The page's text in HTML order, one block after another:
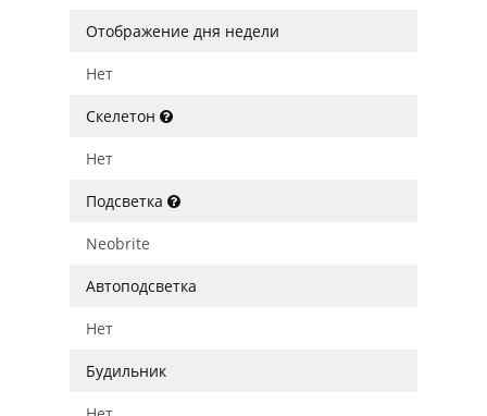
Отображение дня недели
Нет
Скелетон
Нет
Подсветка
Neobrite
Автоподсветка
Нет
Будильник